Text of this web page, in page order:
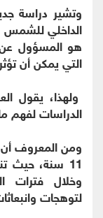
وتشير دراسة
الداخلي للشمس
هو المسؤول
التي يمكن أن
ولهذا، يقول
الدراسات لفهم
ومن المعروف
11 سنة، حيث
وخلال فترات
لتوهجات